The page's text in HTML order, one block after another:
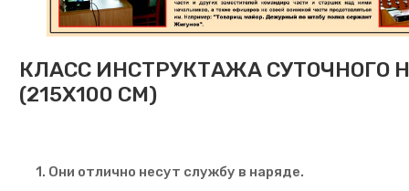
КЛАСС ИНСТРУКТАЖА СУТОЧНОГО
(215Х100 СМ)
1. Они отлично несут службу в наряде.